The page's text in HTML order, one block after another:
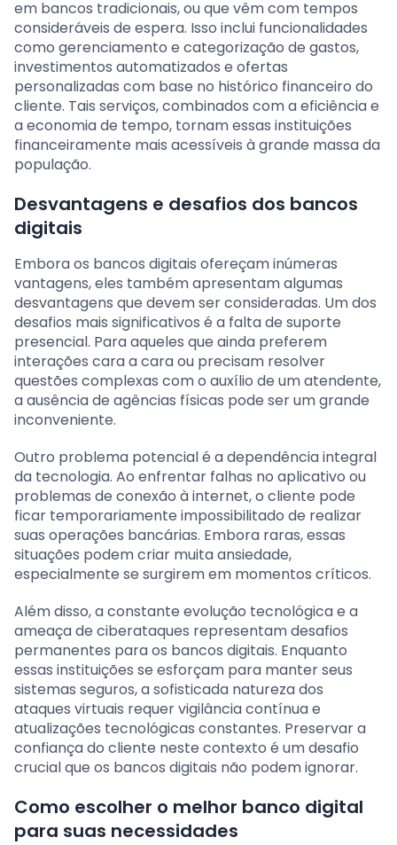
em bancos tradicionais, ou que vêm com tempos
consideráveis de espera. Isso inclui funcionalidades
como gerenciamento e categorização de gastos,
investimentos automatizados e ofertas
personalizadas com base no histórico financeiro do
cliente. Tais serviços, combinados com a eficiência e
a economia de tempo, tornam essas instituições
financeiramente mais acessíveis à grande massa da
população.
Desvantagens e desafios dos bancos
digitais
Embora os bancos digitais ofereçam inúmeras
vantagens, eles também apresentam algumas
desvantagens que devem ser consideradas. Um dos
desafios mais significativos é a falta de suporte
presencial. Para aqueles que ainda preferem
interações cara a cara ou precisam resolver
questões complexas com o auxílio de um atendente,
a ausência de agências físicas pode ser um grande
inconveniente.
Outro problema potencial é a dependência integral
da tecnologia. Ao enfrentar falhas no aplicativo ou
problemas de conexão à internet, o cliente pode
ficar temporariamente impossibilitado de realizar
suas operações bancárias. Embora raras, essas
situações podem criar muita ansiedade,
especialmente se surgirem em momentos críticos.
Além disso, a constante evolução tecnológica e a
ameaça de ciberataques representam desafios
permanentes para os bancos digitais. Enquanto
essas instituições se esforçam para manter seus
sistemas seguros, a sofisticada natureza dos
ataques virtuais requer vigilância contínua e
atualizações tecnológicas constantes. Preservar a
confiança do cliente neste contexto é um desafio
crucial que os bancos digitais não podem ignorar.
Como escolher o melhor banco digital
para suas necessidades